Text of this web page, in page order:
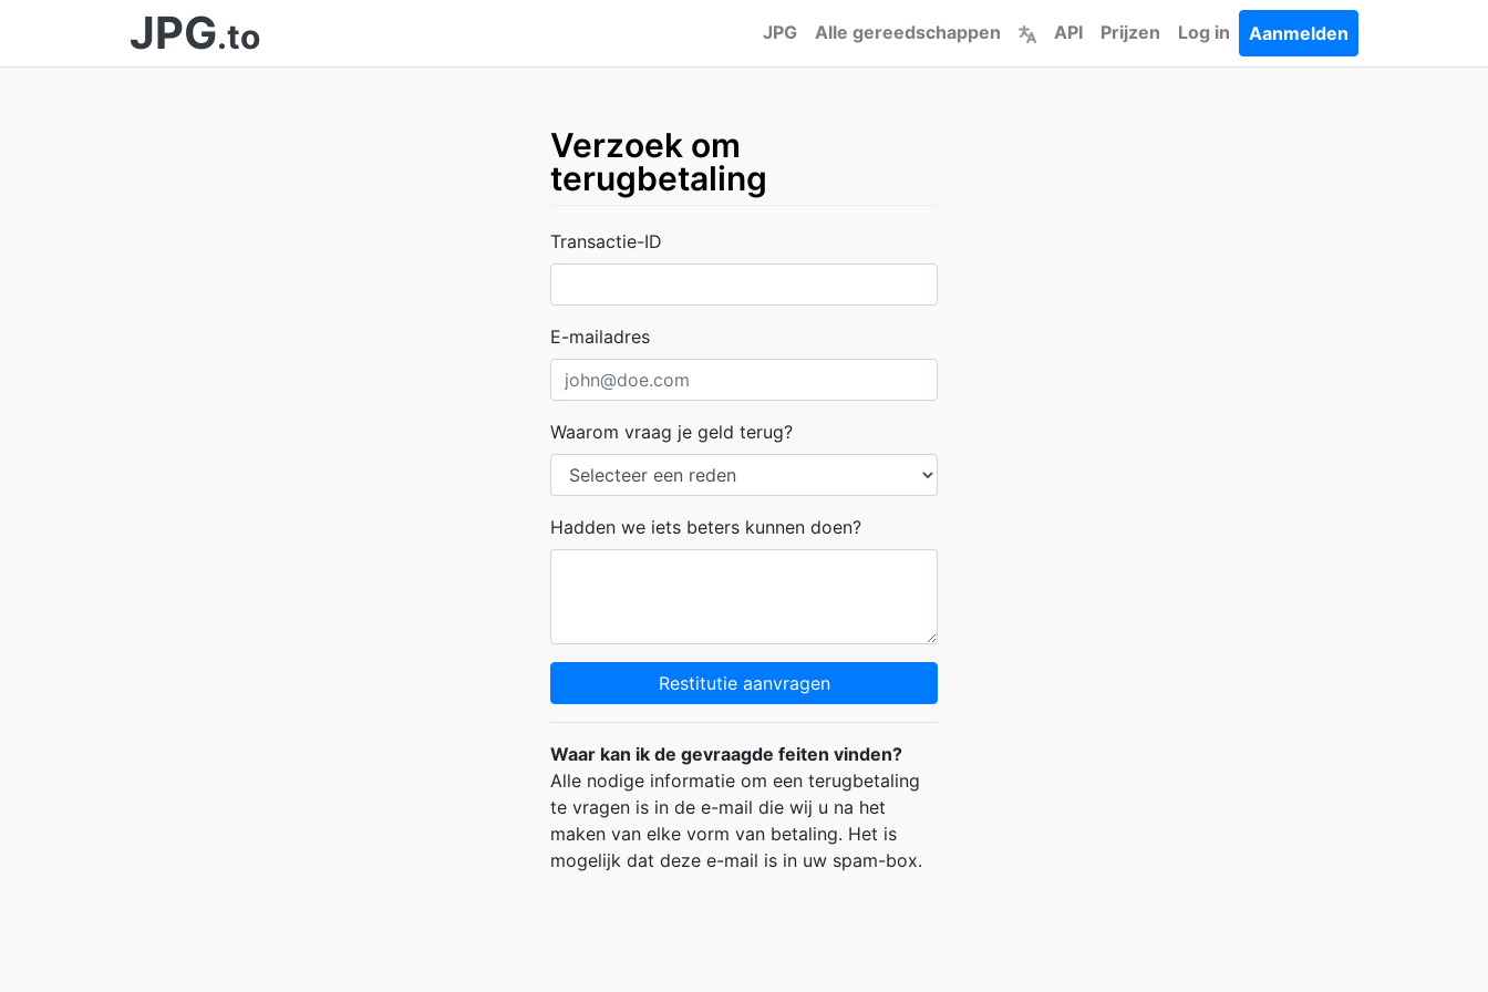
JPG.to JPG Alle gereedschappen API Prijzen Log in Aanmelden
Verzoek om
terugbetaling
Transactie-ID
E-mailadres
Waarom vraag je geld terug?
Hadden we iets beters kunnen doen?
Restitutie aanvragen
Waar kan ik de gevraagde feiten vinden?
Alle nodige informatie om een terugbetaling
te vragen is in de e-mail die wij u na het
maken van elke vorm van betaling. Het is
mogelijk dat deze e-mail is in uw spam-box.